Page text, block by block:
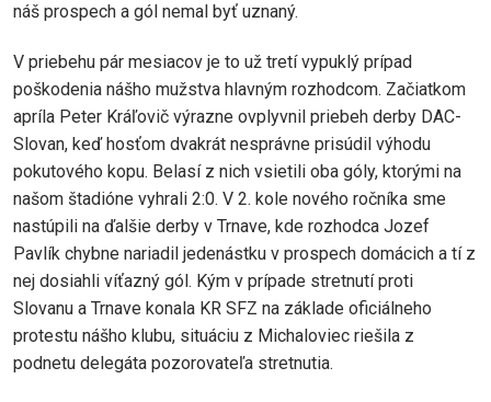
náš prospech a gól nemal byť uznaný.
V priebehu pár mesiacov je to už tretí vypuklý prípad
poškodenia nášho mužstva hlavným rozhodcom. Začiatkom
apríla Peter Kráľovič výrazne ovplyvnil priebeh derby DAC-
Slovan, keď hosťom dvakrát nesprávne prisúdil výhodu
pokutového kopu. Belasí z nich vsietili oba góly, ktorými na
našom štadióne vyhrali 2:0. V 2. kole nového ročníka sme
nastúpili na ďalšie derby v Trnave, kde rozhodca Jozef
Pavlík chybne nariadil jedenástku v prospech domácich a tí z
nej dosiahli víťazný gól. Kým v prípade stretnutí proti
Slovanu a Trnave konala KR SFZ na základe oficiálneho
protestu nášho klubu, situáciu z Michaloviec riešila z
podnetu delegáta pozorovateľa stretnutia.